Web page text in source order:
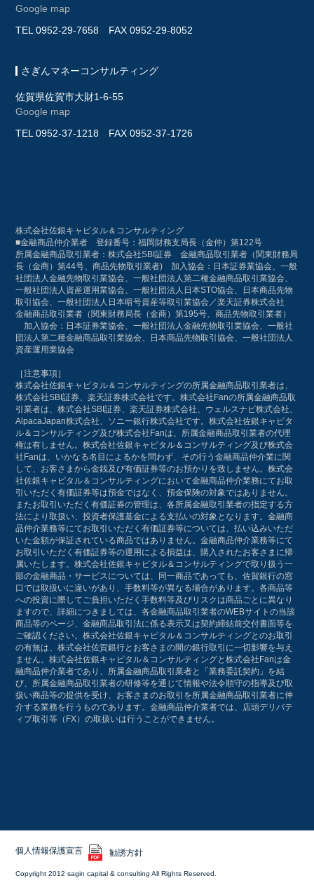
Google map
TEL0952-29-7658 FAX 0952-29-8052
さぎんマネーコンサルティング
佐賀県佐賀市大財1-6-55
Google map
TEL0952-37-1218 FAX 0952-37-1726
株式会社佐銀キャピタル＆コンサルティング
■金融商品仲介業者 登録番号：福岡財務支局長（金仲）第122号
所属金融商品取引業者：株式会社SBI証券 金融商品取引業者（関東財務局
長（金商）第44号、商品先物取引業者) 加入協会：日本証券業協会、一般
社団法人金融先物取引業協会、一般社団法人第二種金融商品取引業協会、
一般社団法人資産運用業協会、一般社団法人日本STO協会、日本商品先物
取引協会、一般社団法人日本暗号資産等取引業協会／楽天証券株式会社
金融商品取引業者（関東財務局長（金商）第195号、商品先物取引業者）
加入協会：日本証券業協会、一般社団法人金融先物取引業協会、一般社
団法人第二種金融商品取引業協会、日本商品先物取引協会、一般社団法人
資産運用業協会
［注意事項］
株式会社佐銀キャピタル＆コンサルティングの所属金融商品取引業者は、
株式会社SBI証券、楽天証券株式会社です。株式会社Fanの所属金融商品取
引業者は、株式会社SBI証券、楽天証券株式会社、ウェルスナビ株式会社、
AlpacaJapan株式会社、ソニー銀行株式会社です。株式会社佐銀キャピタ
ル＆コンサルティング及び株式会社Fanは、所属金融商品取引業者の代理
権は有しません。株式会社佐銀キャピタル＆コンサルティング及び株式会
社Fanは、いかなる名目によるかを問わず、その行う金融商品仲介業に関
して、お客さまから金銭及び有価証券等のお預かりを致しません。株式会
社佐銀キャピタル＆コンサルティングにおいて金融商品仲介業務にてお取
引いただく有価証券等は預金ではなく、預金保険の対象ではありません。
またお取引いただく有価証券の管理は、各所属金融取引業者の指定する方
法により取扱い、投資者保護基金による支払いの対象となります。金融商
品仲介業務等にてお取引いただく有価証券等については、払い込みいただ
いた金額が保証されている商品ではありません。金融商品仲介業務等にて
お取引いただく有価証券等の運用による損益は、購入されたお客さまに帰
属いたします。株式会社佐銀キャピタル＆コンサルティングで取り扱う一
部の金融商品・サービスについては、同一商品であっても、佐賀銀行の窓
口では取扱いに違いがあり、手数料等が異なる場合があります。各商品等
への投資に際してご負担いただく手数料等及びリスクは商品ごとに異なり
ますので、詳細につきましては、各金融商品取引業者のWEBサイトの当該
商品等のページ、金融商品取引法に係る表示又は契約締結前交付書面等を
ご確認ください。株式会社佐銀キャピタル＆コンサルティングとのお取引
の有無は、株式会社佐賀銀行とお客さまの間の銀行取引に一切影響を与え
ません。株式会社佐銀キャピタル＆コンサルティングと株式会社Fanは金
融商品仲介業者であり、所属金融商品取引業者と「業務委託契約」を結
び、所属金融商品取引業者の研修等を通じて情報や法令順守の指導及び取
扱い商品等の提供を受け、お客さまのお取引を所属金融商品取引業者に仲
介する業務を行うものであります。金融商品仲介業者では、店頭デリバテ
ィブ取引等（FX）の取扱いは行うことができません。
Copyright 2012 sagin capital & consulting All Rights Reserved.
個人情報保護宣言 勧誘方針